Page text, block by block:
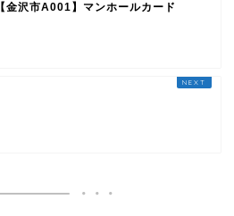
【金沢市A001】マンホールカード